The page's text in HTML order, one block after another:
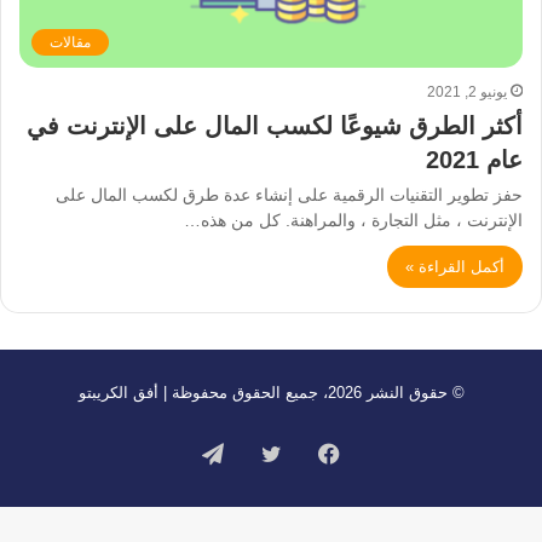
مقالات
يونيو 2, 2021
أكثر الطرق شيوعًا لكسب المال على الإنترنت في
عام 2021
حفز تطوير التقنيات الرقمية على إنشاء عدة طرق لكسب المال على
الإنترنت ، مثل التجارة ، والمراهنة. كل من هذه…
أكمل القراءة »
© حقوق النشر 2026، جميع الحقوق محفوظة | أفق الكريبتو
فيسبوك تويتر تيلقرام